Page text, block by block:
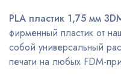
PLA пластик 1,75 мм
фирменный пластик от
собой универсальный
печати на любых FDM-